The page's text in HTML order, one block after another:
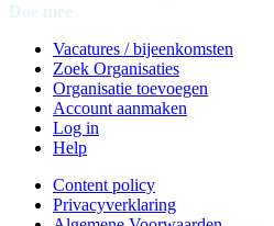
Vacatures / bijeenkomsten
Zoek Organisaties
Organisatie toevoegen
Account aanmaken
Log in
Help
Content policy
Privacyverklaring